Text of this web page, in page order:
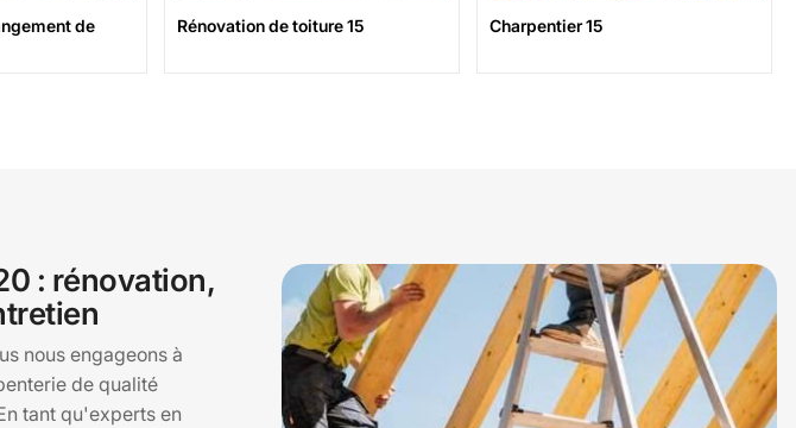
de
Rénovation de toiture 15 Charpentier 15
: rénovation,
nous engageons à
de qualité
tant qu'experts en